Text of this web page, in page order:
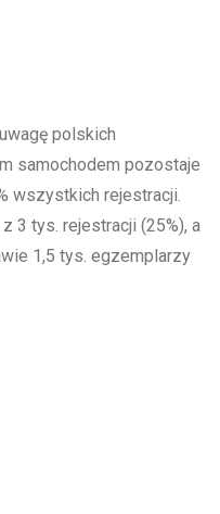
polskich
samochodem pozostaje
wszystkich rejestracji.
3 tys. rejestracji (25%), a
1,5 tys. egzemplarzy